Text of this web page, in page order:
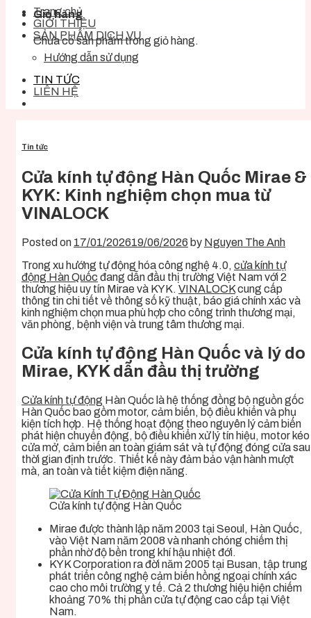
Giỏ hàng
Chưa có sản phẩm trong giỏ hàng.
Trang chủ
GIỚI THIỆU
SẢN PHẨM DỊCH VỤ
Hướng dẫn sử dụng
TIN TỨC
LIÊN HỆ
Tin tức
Cửa kính tự động Hàn Quốc Mirae &
KYK: Kinh nghiệm chọn mua từ
VINALOCK
Posted on 17/01/202619/06/2026 by Nguyen The Anh
Trong xu hướng tự động hóa công nghệ 4.0, cửa kính tự
động Hàn Quốc đang dẫn đầu thị trường Việt Nam với 2
thương hiệu uy tín Mirae và KYK. VINALOCKcung cấp
thông tin chi tiết về thông số kỹ thuật, báo giá chính xác và
kinh nghiệm chọn mua phù hợp cho công trình thương mại,
văn phòng, bệnh viện và trung tâm thương mại.
Cửa kính tự động Hàn Quốc và lý do
Mirae, KYK dẫn đầu thị trường
Cửa kính tự động Hàn Quốc là hệ thống đồng bộ nguồn gốc
Hàn Quốc bao gồm motor, cảm biến, bộ điều khiển và phụ
kiện tích hợp. Hệ thống hoạt động theo nguyên lý cảm biến
phát hiện chuyển động, bộ điều khiển xử lý tín hiệu, motor kéo
cửa mở, cảm biến an toàn giám sát và tự động đóng cửa sau
thời gian định trước. Thiết kế này đảm bảo vận hành mượt
mà, an toàn và tiết kiệm điện năng.
Cửa kính tự động Hàn Quốc
Mirae được thành lập năm 2003 tại Seoul, Hàn Quốc,
vào Việt Nam năm 2008 và nhanh chóng chiếm thị
phần nhờ độ bền trong khí hậu nhiệt đới.
KYK Corporation ra đời năm 2005 tại Busan, tập trung
phát triển công nghệ cảm biến hồng ngoại chính xác
cao cho môi trường y tế. Cả 2 thương hiệu hiện chiếm
khoảng 70% thị phần cửa tự động cao cấp tại Việt
Nam.